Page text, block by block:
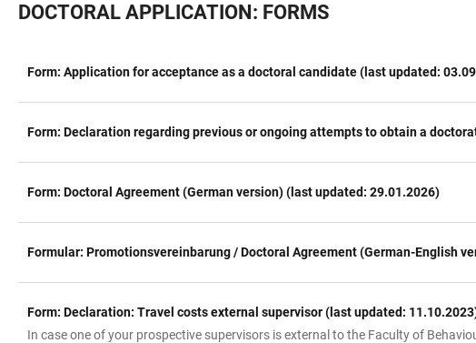
DOCTORAL APPLICATION: FORMS
Form: Application for acceptance as a doctoral candidate (last updated:
Form: Declaration regarding previous or ongoing attempts to obtain a
Form: Doctoral Agreement (German version) (last updated: 29.01.2026)
Formular: Promotionsvereinbarung / Doctoral Agreement (German-English
Form: Declaration: Travel costs external supervisor (last updated:
In case one of your prospective supervisors is external to the Faculty of